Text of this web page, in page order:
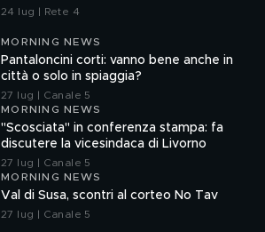
24 lug | Rete 4
MORNING NEWS
Pantaloncini corti: vanno bene anche in
città o solo in spiaggia?
27 lug | Canale 5
MORNING NEWS
"Scosciata" in conferenza stampa: fa
discutere la vicesindaca di Livorno
27 lug | Canale 5
MORNING NEWS
Val di Susa, scontri al corteo No Tav
27 lug | Canale 5